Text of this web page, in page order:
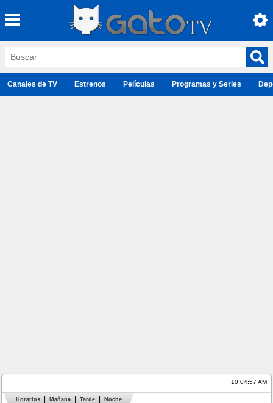
Canales de TV Estrenos Películas Programas y Series
10:04:58 AM
Horarios Mañana Tarde Noche